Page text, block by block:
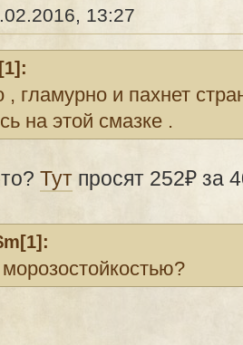
13:27
, гламурно и пахнет
на этой смазке .
Тут просят 252₽ за